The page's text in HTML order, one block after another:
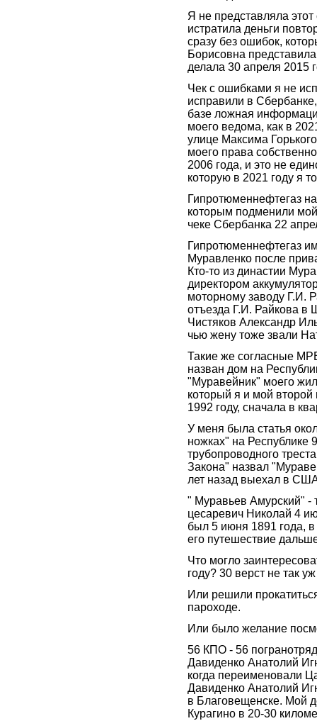
Я не представляла
истратила деньги
сразу без ошибок,
Борисовна
делала 30 апреля 2015
Чек с ошибками я не
исправили в
базе ложная
моего ведома, как в
улице Максима
моего права
2006 года, и это не
которую в 2021 году я
Гипротюменнефтегаз
которым подменили
чеке Сбербанка 22
Гипротюменнефтегаз
Муравленко после
Кто-то из династии
директором
моторному заводу Г.И.
отъезда Г.И. Райкова в
Чистяков Александр
чью жену тоже звали
Такие же согласные
назван дом на
"Муравейник" моего
который я и мой
1992 году, сначала в
У меня была статья
ножках" на Республике
трубопроводного
Закона" назвал
лет назад выехал в
" Муравьев Амурский" -
цесаревич Николай 4
был 5 июня 1891 года,
его путешествие
Что могло
году? 30 верст не так
Или решили
пароходе.
Или было желание
56 КПО - 56
Давиденко Анатолий
когда переименовали
Давиденко Анатолий
в Благовещенске. Мой
Курагино в 20-30